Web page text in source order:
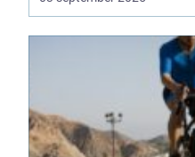
supermarkedet,
transporten fungerer
effektivt. I de senere &a...